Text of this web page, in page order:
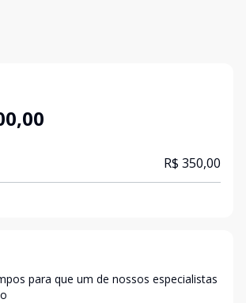
R$ 350,00
para que um de nossos especialistas